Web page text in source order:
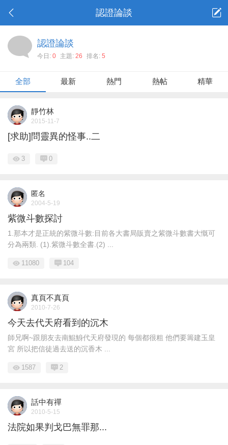
認證論談
認證論談
今日: 0 主題: 26 排名: 5
全部 最新 熱門 熱帖 精華
靜竹林
2015-11-7
[求助]問靈異的怪事..二
3 0
匿名
2004-5-19
紫微斗數探討
1.那本才是正統的紫微斗數:目前各大書局販賣之紫微斗數書大慨可
分為兩類. (1).紫微斗數全書.(2) ...
11080 104
真頁不真頁
2010-7-26
今天去代天府看到的沉木
師兄啊~跟朋友去南鯤鯓代天府發現的 每個都很粗 他們要籌建玉皇
宮 所以把信徒過去送的沉香木 ...
1587 2
話中有禪
2010-5-15
法院如果判戈巴無罪那...